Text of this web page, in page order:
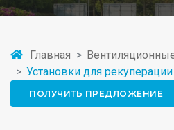
Главная
Установки для рекуперации
ПОЛУЧИТЬ ПРЕДЛОЖЕНИЕ